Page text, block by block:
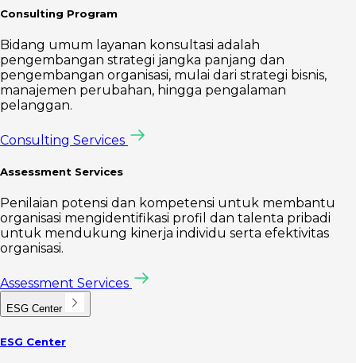
Consulting Program
Bidang umum layanan konsultasi adalah
pengembangan strategi jangka panjang dan
pengembangan organisasi, mulai dari strategi bisnis,
manajemen perubahan, hingga pengalaman
pelanggan.
Consulting Services
Assessment Services
Penilaian potensi dan kompetensi untuk membantu
organisasi mengidentifikasi profil dan talenta pribadi
untuk mendukung kinerja individu serta efektivitas
organisasi.
Assessment Services
ESG Center
ESG Center